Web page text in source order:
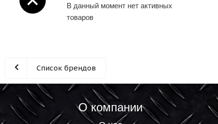
В данный момент нет активных
товаров
Список брендов
О компании